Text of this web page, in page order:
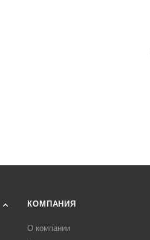
КОМПАНИЯ
О компании